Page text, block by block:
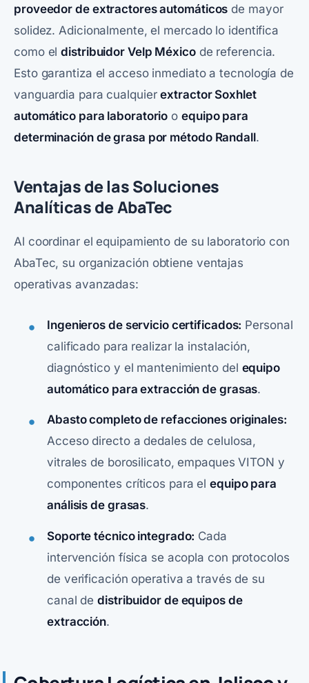
proveedor de extractores automáticos de mayor
solidez. Adicionalmente, el mercado lo identifica
como eldistribuidor Velp Méxicode referencia.
Esto garantiza el acceso inmediato a tecnología de
vanguardia para cualquierextractor Soxhlet
automático para laboratorio oequipo para
determinación de grasa por método Randall.
Ventajas de las Soluciones
Analíticas de AbaTec
Al coordinar el equipamiento de su laboratorio con
AbaTec, su organización obtiene ventajas
operativas avanzadas:
Ingenieros de servicio certificados: Personal
calificado para realizar la instalación,
diagnóstico y el mantenimiento del equipo
automático para extracción de grasas.
Abasto completo de refacciones originales:
Acceso directo a dedales de celulosa,
vitrales de borosilicato, empaques VITON y
componentes críticos para elequipo para
análisis de grasas.
Soporte técnico integrado: Cada
intervención física se acopla con protocolos
de verificación operativa a través de su
canal dedistribuidor de equipos de
extracción.